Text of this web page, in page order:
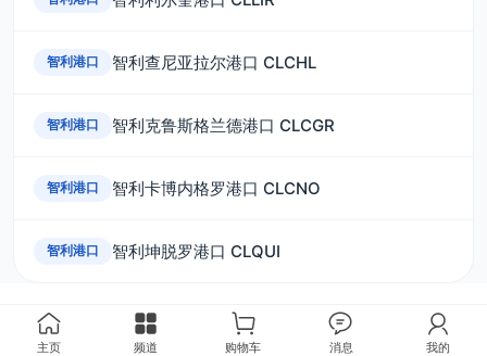
智利港口 智利查尼亚拉尔港口 CLCHL
智利港口 智利克鲁斯格兰德港口 CLCGR
智利港口 智利卡博内格罗港口 CLCNO
智利港口 智利坤脱罗港口 CLQUI
主页 频道 购物车 消息 我的